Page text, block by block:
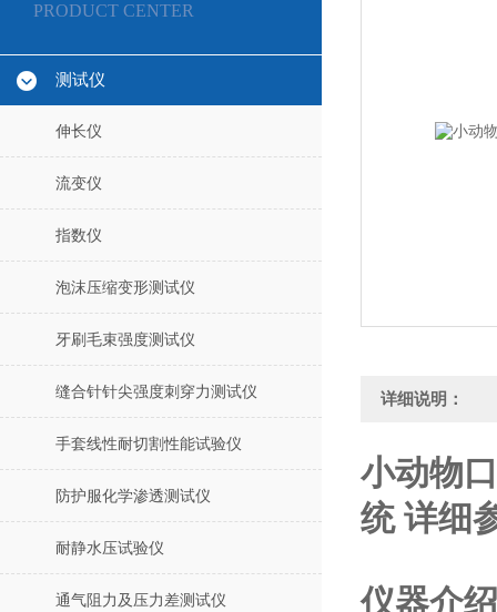
PRODUCT CENTER
测试仪
伸长仪
流变仪
指数仪
泡沫压缩变形测试仪
牙刷毛束强度测试仪
缝合针针尖强度刺穿力测试仪
手套线性耐切割性能试验仪
防护服化学渗透测试仪
耐静水压试验仪
通气阻力及压力差测试仪
详细说明：
小动物
统 详细
仪器介绍